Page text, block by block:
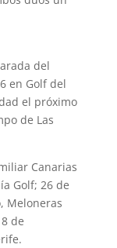
del
en Golf del
el próximo
de Las
Canarias
Golf; 26 de
Meloneras
de